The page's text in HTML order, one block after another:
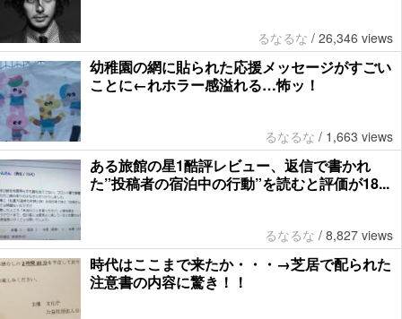
るなるな / 26,346 views
幼稚園の網に貼られた応援メッセージがすごい
ことに←れホラー感溢れる…怖ッ！
るなるな / 1,663 views
ある旅館の星1酷評レビュー、返信で書かれ
た”投稿者の宿泊中の行動”を読むと評価が18...
るなるな / 8,827 views
時代はここまで来たか・・・→芝居で配られた
注意書の内容に驚き！！